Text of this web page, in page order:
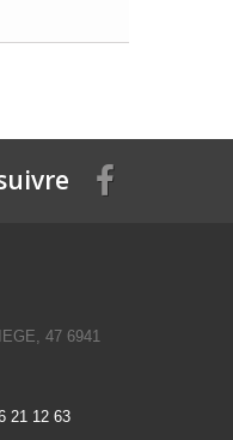
47 6941
21 12 63